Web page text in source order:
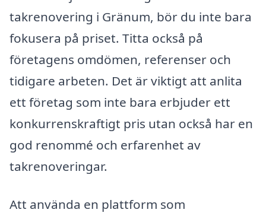
takrenovering i Gränum, bör du inte bara
fokusera på priset. Titta också på
företagens omdömen, referenser och
tidigare arbeten. Det är viktigt att anlita
ett företag som inte bara erbjuder ett
konkurrenskraftigt pris utan också har en
god renommé och erfarenhet av
takrenoveringar.
Att använda en plattform som